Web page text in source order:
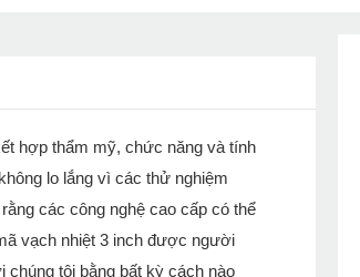
hợp thẩm mỹ, chức năng và tính
lo lắng vì các thử nghiệm
các công nghệ cao cấp có thể
vạch nhiệt 3 inch được người
tôi bằng bất kỳ cách nào